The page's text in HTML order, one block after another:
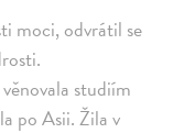
moci, odvrátil se
studiím
po Asii. Žila v